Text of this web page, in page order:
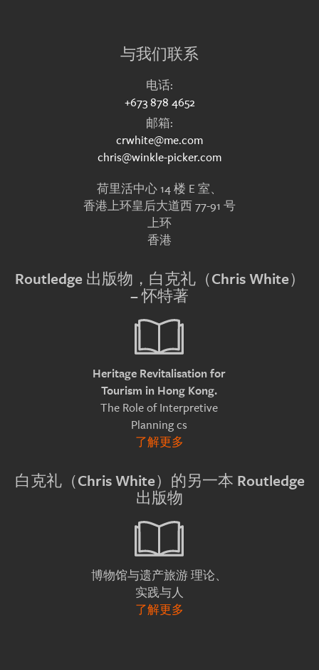
与我们联系
电话:
+673 878 4652
邮箱:
crwhite@me.com
chris@winkle-picker.com
荷里活中心 14 楼 E 室、
香港上环皇后大道西 77-91 号
上环
香港
Routledge 出版物，白克礼（Chris White）
– 怀特著
Heritage Revitalisation for
Tourism in Hong Kong.
The Role of Interpretive
Planning cs
了解更多
白克礼（Chris White）的另一本 Routledge
出版物
博物馆与遗产旅游 理论、
实践与人
了解更多